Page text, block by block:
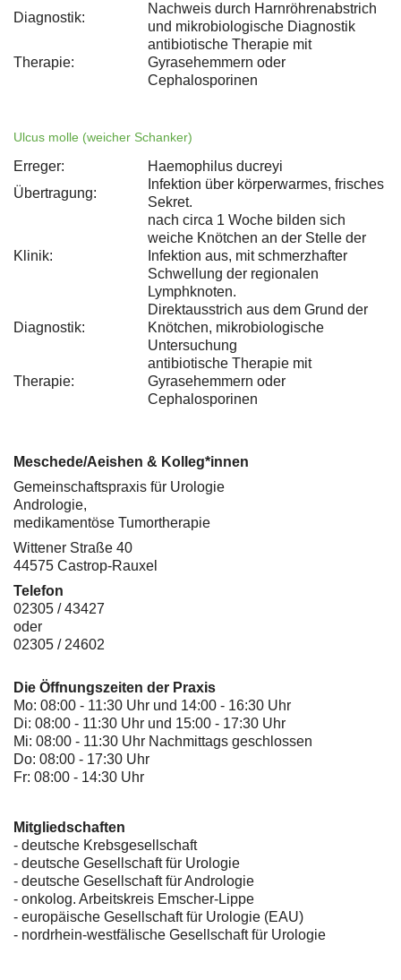
Diagnostik:
Nachweis durch Harnröhrenabstrich
und mikrobiologische Diagnostik
Therapie:
antibiotische Therapie mit
Gyrasehemmern oder
Cephalosporinen
Ulcus molle (weicher Schanker)
Erreger:
Haemophilus ducreyi
Übertragung:
Infektion über körperwarmes, frisches
Sekret.
Klinik:
nach circa 1 Woche bilden sich
weiche Knötchen an der Stelle der
Infektion aus, mit schmerzhafter
Schwellung der regionalen
Lymphknoten.
Diagnostik:
Direktausstrich aus dem Grund der
Knötchen, mikrobiologische
Untersuchung
Therapie:
antibiotische Therapie mit
Gyrasehemmern oder
Cephalosporinen
Meschede/Aeishen & Kolleg*innen
Gemeinschaftspraxis für Urologie
Andrologie,
medikamentöse Tumortherapie
Wittener Straße 40
44575 Castrop-Rauxel
Telefon
02305 / 43427
oder
02305 / 24602
Die Öffnungszeiten der Praxis
Mo: 08:00 - 11:30 Uhr und 14:00 - 16:30 Uhr
Di: 08:00 - 11:30 Uhr und 15:00 - 17:30 Uhr
Mi: 08:00 - 11:30 Uhr Nachmittags geschlossen
Do: 08:00 - 17:30 Uhr
Fr: 08:00 - 14:30 Uhr
Mitgliedschaften
- deutsche Krebsgesellschaft
- deutsche Gesellschaft für Urologie
- deutsche Gesellschaft für Andrologie
- onkolog. Arbeitskreis Emscher-Lippe
- europäische Gesellschaft für Urologie (EAU)
- nordrhein-westfälische Gesellschaft für Urologie